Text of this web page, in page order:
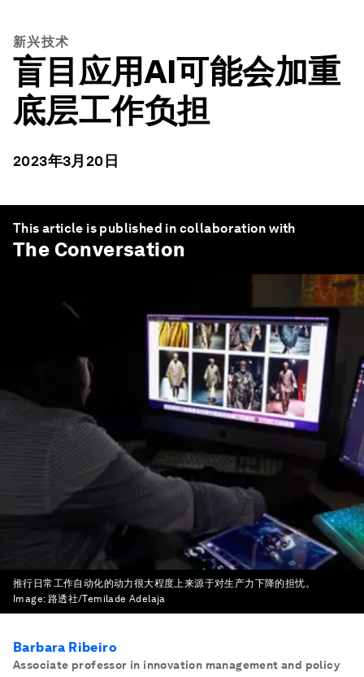
新兴技术
盲目应用AI可能会加重
底层工作负担
2023年3月20日
This article is published in collaboration with
The Conversation
推行日常工作自动化的动力很大程度上来源于对生产力下降的担忧。
Image: 路透社/Temilade Adelaja
Barbara Ribeiro
Associate professor in innovation management and policy